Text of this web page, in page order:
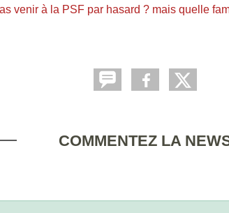
venir à la PSF par hasard ? mais quelle
COMMENTEZ LA